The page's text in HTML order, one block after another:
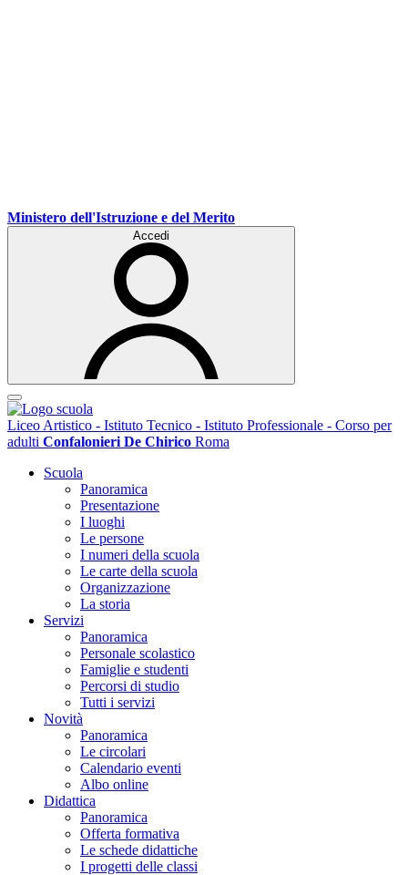
Ministero dell'Istruzione e del Merito
Accedi
Liceo Artistico - Istituto Tecnico - Istituto Professionale - Corso per
adulti Confalonieri De Chirico Roma
Scuola
Panoramica
Presentazione
I luoghi
Le persone
I numeri della scuola
Le carte della scuola
Organizzazione
La storia
Servizi
Panoramica
Personale scolastico
Famiglie e studenti
Percorsi di studio
Tutti i servizi
Novità
Panoramica
Le circolari
Calendario eventi
Albo online
Didattica
Panoramica
Offerta formativa
Le schede didattiche
I progetti delle classi